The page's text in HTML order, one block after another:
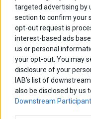
targeted advertising by
section to confirm your
opt-out request is
interest-based ads
us or personal
your opt-out. You may
disclosure of your
IAB’s list of
also be disclosed by us
Downstream
Σταματίνα
Η βία κατά
Δημήτρης
Από την
ψάχνει τον
Νικόλαος
MIT Sloan: Οι